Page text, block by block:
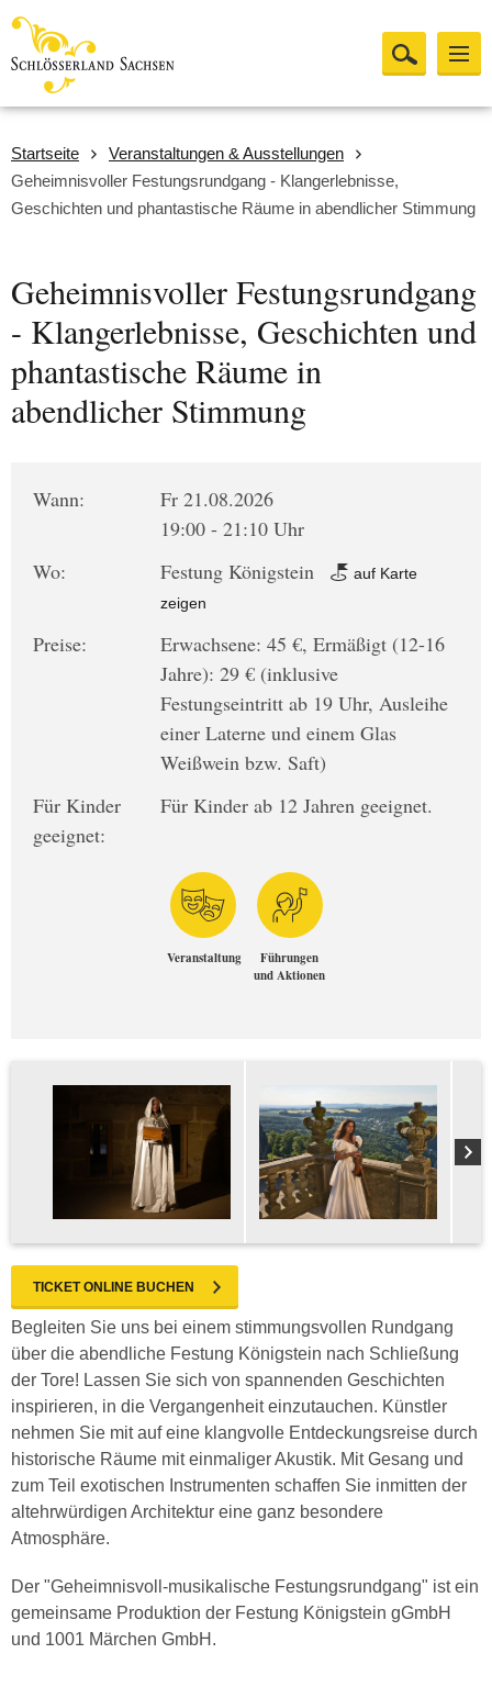
Startseite
Veranstaltungen & Ausstellungen
Geheimnisvoller Festungsrundgang - Klangerlebnisse,
Geschichten und phantastische Räume in abendlicher Stimmung
Geheimnisvoller Festungsrundgang
- Klangerlebnisse, Geschichten und
phantastische Räume in
abendlicher Stimmung
Wann:
Fr 21.08.2026
19:00 - 21:10 Uhr
Wo:
Festung Königstein
auf Karte
zeigen
Preise:
Erwachsene: 45 €, Ermäßigt (12-16
Jahre): 29 € (inklusive
Festungseintritt ab 19 Uhr, Ausleihe
einer Laterne und einem Glas
Weißwein bzw. Saft)
Für Kinder
geeignet:
Für Kinder ab 12 Jahren geeignet.
Veranstaltung
Führungen
und Aktionen
TICKET ONLINE BUCHEN
Begleiten Sie uns bei einem stimmungsvollen Rundgang
über die abendliche Festung Königstein nach Schließung
der Tore! Lassen Sie sich von spannenden Geschichten
inspirieren, in die Vergangenheit einzutauchen. Künstler
nehmen Sie mit auf eine klangvolle Entdeckungsreise durch
historische Räume mit einmaliger Akustik. Mit Gesang und
zum Teil exotischen Instrumenten schaffen Sie inmitten der
altehrwürdigen Architektur eine ganz besondere
Atmosphäre.
Der "Geheimnisvoll-musikalische Festungsrundgang" ist ein
gemeinsame Produktion der Festung Königstein gGmbH
und 1001 Märchen GmbH.